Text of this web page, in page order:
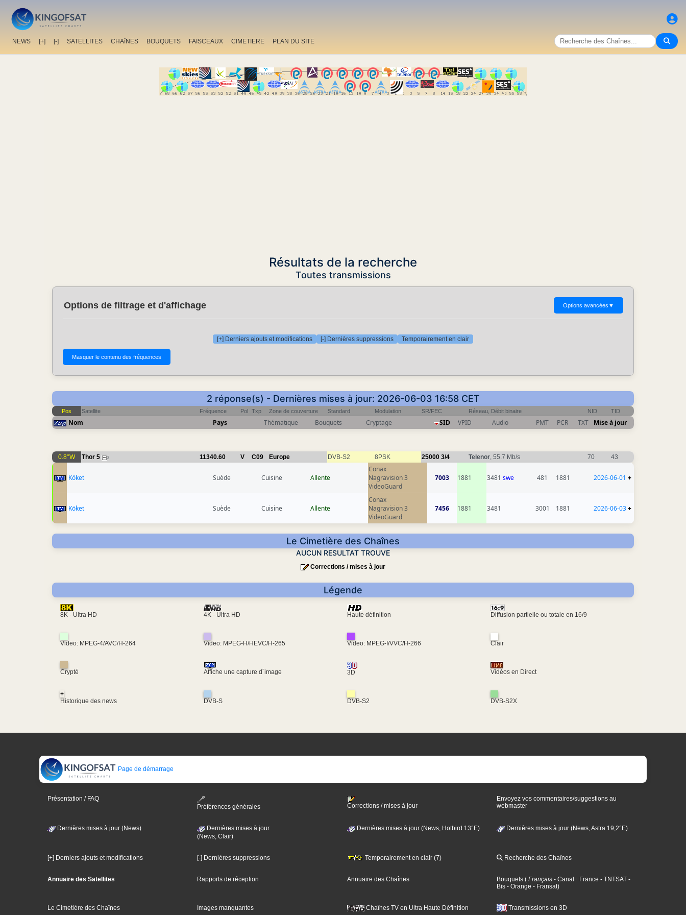
NEWS [+] [-] SATELLITES CHAîNES BOUQUETS FAISCEAUX CIMETIERE PLAN DU SITE
Résultats de la recherche
Toutes transmissions
Options de filtrage et d'affichage Options avancées ▼
[+] Derniers ajouts et modifications [-] Dernières suppressions Temporairement en clair
2 réponse(s) - Dernières mises à jour: 2026-06-03 16:58 CET
Pos Satellite Fréquence Pol Txp Zone de couverture Standard Modulation SR/FEC Réseau, Débit binaire NID TID
Nom Pays Thématique Bouquets Cryptage SID VPID Audio PMT PCR TXT Mise à jour
0.8°W Thor 5 2 11340.60 V C09 Europe DVB-S2 8PSK 25000 3/4 Telenor, 55.7 Mb/s 70 43
Köket Suède Cuisine Allente
Conax
Nagravision 3
VideoGuard
7003 1881 3481 swe 481 1881 2026-06-01 +
Köket Suède Cuisine Allente
Conax
Nagravision 3
VideoGuard
7456 1881 3481 3001 1881 2026-06-03+
Le Cimetière des Chaînes
AUCUN RESULTAT TROUVE
Corrections / mises à jour
Légende
8K - Ultra HD 4K - Ultra HD Haute définition Diffusion partielle ou totale en 16/9
Video: MPEG-4/AVC/H-264 Video: MPEG-H/HEVC/H-265 Video: MPEG-I/VVC/H-266 Clair
Crypté Affiche une capture d´image 3D Vidéos en Direct
+
Historique des news
DVB-S DVB-S2 DVB-S2X
Page de démarrage
Présentation / FAQ
Préférences générales
Corrections / mises à jour
Envoyez vos commentaires/suggestions au
webmaster
Dernières mises à jour (News)
Dernières mises à jour
(News, Clair)
Dernières mises à jour (News, Hotbird 13°E) Dernières mises à jour (News, Astra 19,2°E)
[+] Derniers ajouts et modifications [-] Dernières suppressions Temporairement en clair (7) Recherche des Chaînes
Annuaire des Satellites Rapports de réception Annuaire des Chaînes Bouquets ( Français - Canal+ France - TNTSAT -
Bis - Orange - Fransat)
Le Cimetière des Chaînes Images manquantes Chaînes TV en Ultra Haute Définition Transmissions en 3D